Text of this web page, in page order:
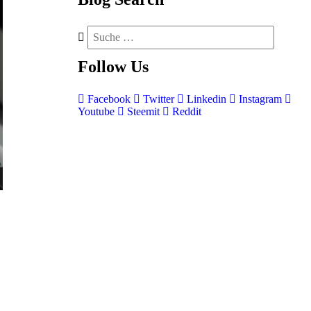
Follow Us
Facebook Twitter Linkedin
Instagram
Youtube
Steemit Reddit